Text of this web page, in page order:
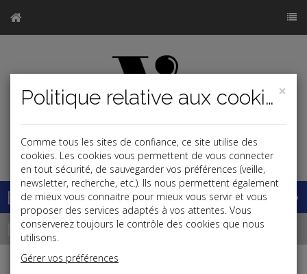
Base documentaire
Newsletter
Donations et successions
×
Politique relative aux cookies
Comme tous les sites de confiance, ce site utilise des
cookies. Les cookies vous permettent de vous connecter
en tout sécurité, de sauvegarder vos préférences (veille,
newsletter, recherche, etc.). Ils nous permettent également
de mieux vous connaitre pour mieux vous servir et vous
proposer des services adaptés à vos attentes. Vous
conserverez toujours le contrôle des cookies que nous
utilisons.
Gérer vos préférences